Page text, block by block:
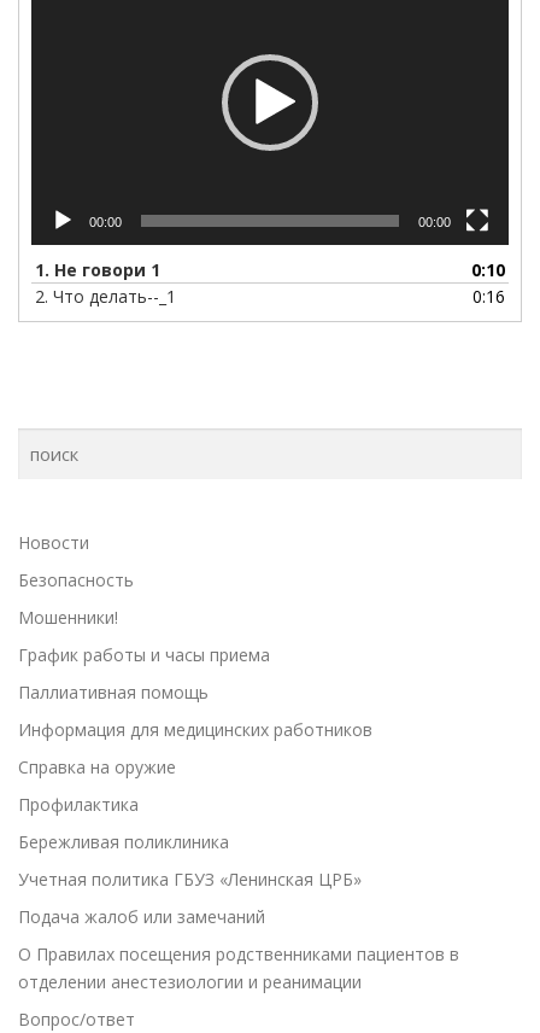
00:00 00:00
1. Не говори 1
0:10
2. Что делать--_1 0:16
Новости
Безопасность
Мошенники!
График работы и часы приема
Паллиативная помощь
Информация для медицинских работников
Справка на оружие
Профилактика
Бережливая поликлиника
Учетная политика ГБУЗ «Ленинская ЦРБ»
Подача жалоб или замечаний
О Правилах посещения родственниками пациентов в
отделении анестезиологии и реанимации
Вопрос/ответ